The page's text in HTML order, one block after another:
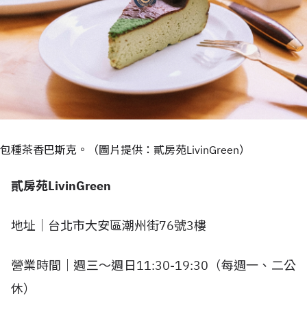
包種茶香巴斯克。（圖片提供：貳房苑LivinGreen）
貳房苑LivinGreen
地址｜台北市大安區潮州街76號3樓
營業時間｜週三～週日11:30-19:30（每週一、二公
休）